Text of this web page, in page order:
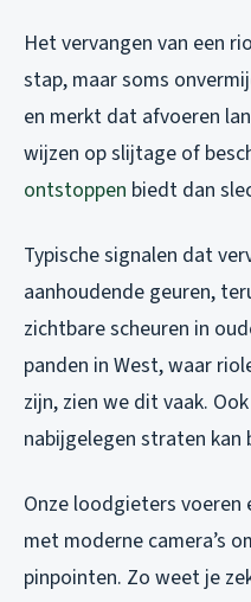
Het vervangen van een
stap, maar soms
en merkt dat afvoeren
wijzen op slijtage of
ontstoppen biedt dan
Typische signalen dat
aanhoudende geuren,
zichtbare scheuren in
panden in West, waar
zijn, zien we dit vaak.
nabijgelegen straten kan
Onze loodgieters
met moderne camera’s
pinpointen. Zo weet je